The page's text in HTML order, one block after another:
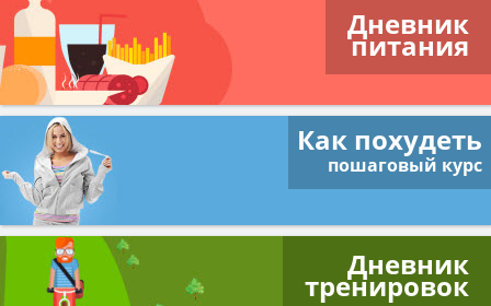
Дневник
питания
Как похудеть
пошаговый курс
Дневник
тренировок